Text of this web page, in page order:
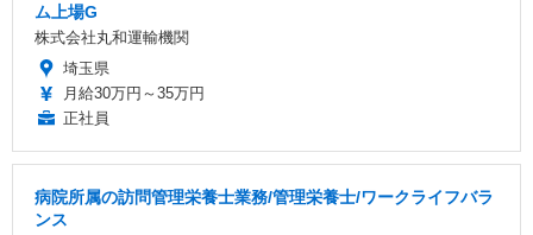
ム上場G
株式会社丸和運輸機関
埼玉県
月給30万円～35万円
正社員
病院所属の訪問管理栄養士業務/管理栄養士/ワークライフバラ
ンス